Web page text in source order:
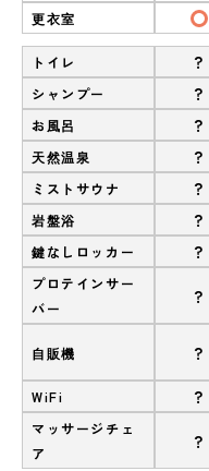
更衣室
トイレ ?
シャンプー ?
お風呂 ?
天然温泉 ?
ミストサウナ ?
岩盤浴 ?
鍵なしロッカー ?
プロテインサー
バー
?
自販機 ?
WiFi ?
マッサージチェ
ア
?